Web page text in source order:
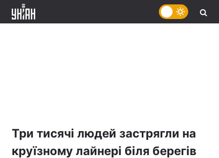
Три тисячі людей застрягли на
круїзному лайнері біля берегів